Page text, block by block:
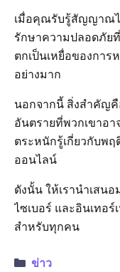
เมื่อคุณรับรู้สัญญาณไ
รักษาความปลอดภัย
ตกเป็นเหยื่อของกา
อย่างมาก
นอกจากนี้ สิ่งสำคัญคื
อันตรายที่พวกเขาอ
ตระหนักรู้เกี่ยวกับพ
ออนไลน์
ดังนั้น ให้เรานำเสน
ไซเบอร์ และอินเทอ
สำหรับทุกคน
ข่าว